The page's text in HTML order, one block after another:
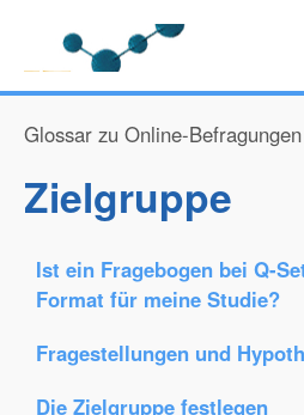
Glossar zu Online-Befragungen
Zielgruppe
Ist ein Fragebogen bei Q-
Format für meine Studie?
Fragestellungen und
Die Zielgruppe festlegen